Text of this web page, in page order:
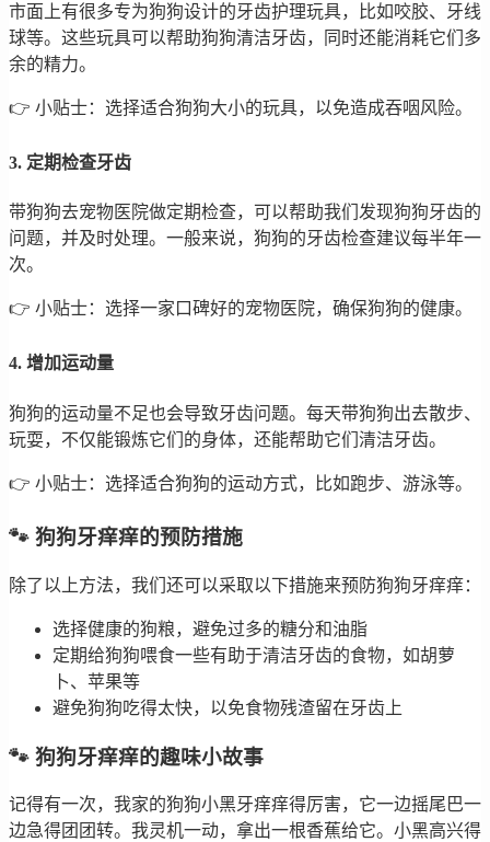
市面上有很多专为狗狗设计的牙齿护理玩具，比如咬胶、牙线
球等。这些玩具可以帮助狗狗清洁牙齿，同时还能消耗它们多
余的精力。
👉 小贴士：选择适合狗狗大小的玩具，以免造成吞咽风险。
3. 定期检查牙齿
带狗狗去宠物医院做定期检查，可以帮助我们发现狗狗牙齿的
问题，并及时处理。一般来说，狗狗的牙齿检查建议每半年一
次。
👉 小贴士：选择一家口碑好的宠物医院，确保狗狗的健康。
4. 增加运动量
狗狗的运动量不足也会导致牙齿问题。每天带狗狗出去散步、
玩耍，不仅能锻炼它们的身体，还能帮助它们清洁牙齿。
👉 小贴士：选择适合狗狗的运动方式，比如跑步、游泳等。
🐾 狗狗牙痒痒的预防措施
除了以上方法，我们还可以采取以下措施来预防狗狗牙痒痒：
选择健康的狗粮，避免过多的糖分和油脂
定期给狗狗喂食一些有助于清洁牙齿的食物，如胡萝
卜、苹果等
避免狗狗吃得太快，以免食物残渣留在牙齿上
🐾 狗狗牙痒痒的趣味小故事
记得有一次，我家的狗狗小黑牙痒痒得厉害，它一边摇尾巴一
边急得团团转。我灵机一动，拿出一根香蕉给它。小黑高兴得